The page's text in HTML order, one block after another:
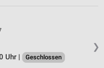
❯
Uhr |
Geschlossen